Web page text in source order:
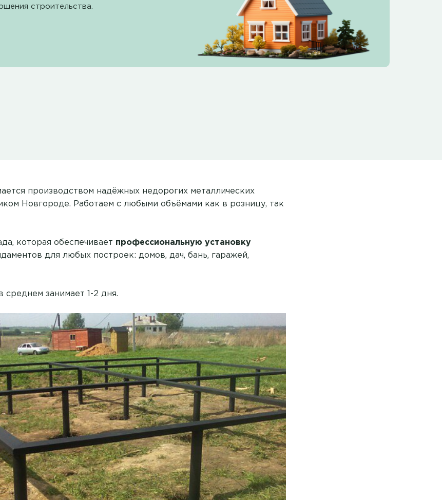
строительства.
производством надёжных недорогих металлических
Новгороде. Работаем с любыми объёмами как в розницу, так
которая обеспечивает профессиональную установку
для любых построек: домов, дач, бань, гаражей,
занимает 1-2 дня.